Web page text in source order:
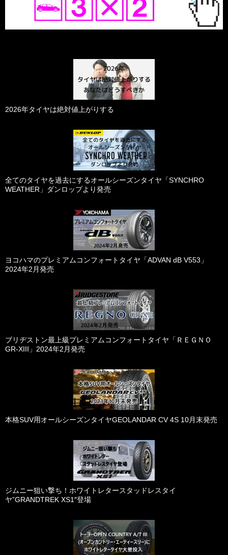
2026年タイヤは絶対値上がりする
全てのタイヤを過去にするオールシーズンタイヤ「SYNCHRO
WEATHER」ダンロップより発売
ヨコハマのプレミアムコンフォートタイヤ「ADVAN dB V553」
2024年2月発売
ブリヂストン最上級プレミアムコンフォートタイヤ「ＲＥＧＮＯ
GR-XIII」2024年2月発売
本格SUV用オールシーズンタイヤGEOLANDAR CV 4S 10月末発売
ジムニー狙い撃ち！ホワイトレタースタッドレスタイ
ヤ”GRANDTREK XS1″登場